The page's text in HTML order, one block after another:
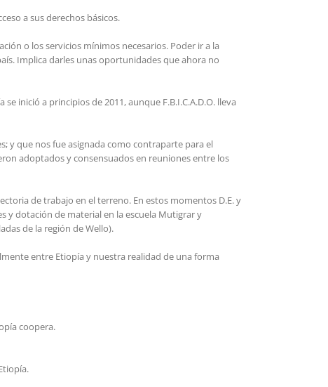
a sus derechos básicos.
o los servicios mínimos necesarios. Poder ir a la
Implica darles unas oportunidades que ahora no
inició a principios de 2011, aunque F.B.I.C.A.D.O. lleva
y que nos fue asignada como contraparte para el
adoptados y consensuados en reuniones entre los
de trabajo en el terreno. En estos momentos D.E. y
y dotación de material en la escuela Mutigrar y
de la región de Wello).
entre Etiopía y nuestra realidad de una forma
coopera.